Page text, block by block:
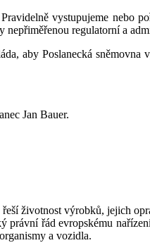
vystupujeme nebo
regulatorní a
aby Poslanecká
Jan Bauer.
životnost výrobků, jejich
řád evropskému
a vozidla.